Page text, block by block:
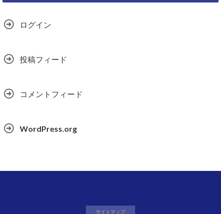
ログイン
投稿フィード
コメントフィード
WordPress.org
サイトマップ